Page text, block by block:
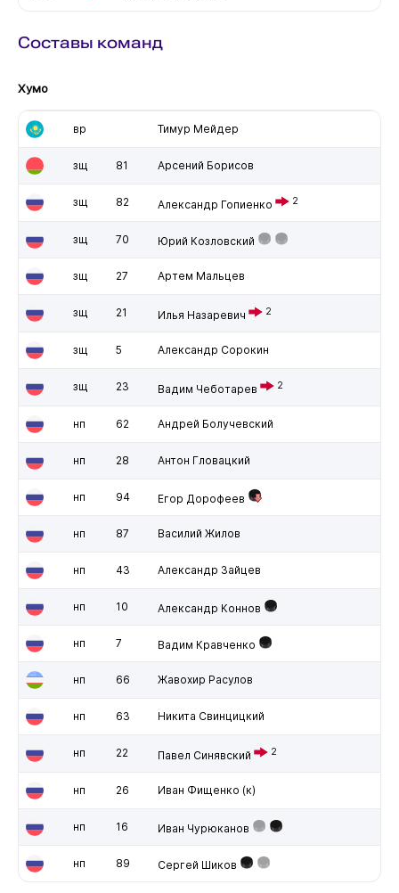
Составы команд
Хумо
вр Тимур Мейдер
зщ 81 Арсений Борисов
зщ 82 Александр Гопиенко 2
зщ 70 Юрий Козловский
зщ 27 Артем Мальцев
зщ 21 Илья Назаревич 2
зщ 5 Александр Сорокин
зщ 23 Вадим Чеботарев 2
нп 62 Андрей Болучевский
нп 28 Антон Гловацкий
нп 94 Егор Дорофеев
нп 87 Василий Жилов
нп 43 Александр Зайцев
нп 10 Александр Коннов
нп 7 Вадим Кравченко
нп 66 Жавохир Расулов
нп 63 Никита Свинцицкий
нп 22 Павел Синявский 2
нп 26 Иван Фищенко (к)
нп 16 Иван Чурюканов
нп 89 Сергей Шиков